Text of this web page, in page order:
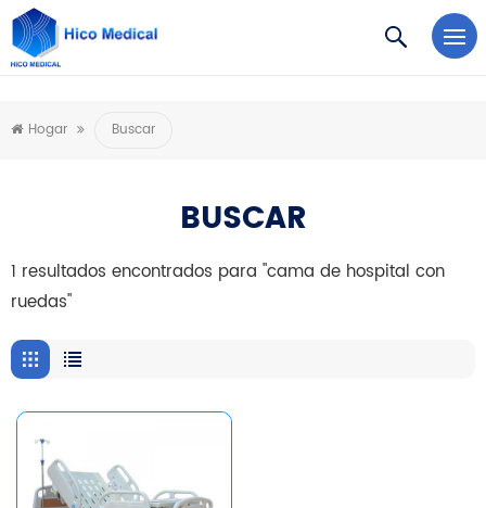
https://www.microsoft.com/en-us/microsoft-teams/log-in
Hogar Buscar
BUSCAR
1 resultados encontrados para "cama de hospital con
ruedas"